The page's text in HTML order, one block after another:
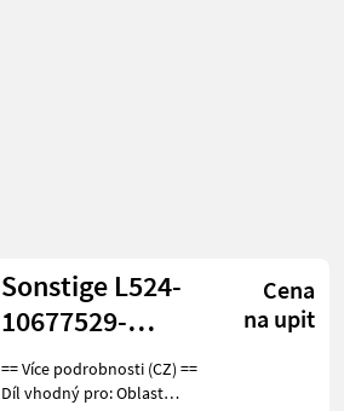
Sonstige L524-
10677529-
Display
unit/Armaturenbrett
Cena
na upit
== Více podrobnosti (CZ) ==
Díl vhodný pro: Oblast